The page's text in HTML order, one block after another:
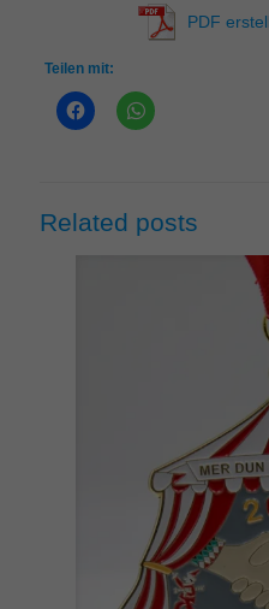
PDF
Teilen mit:
Related posts